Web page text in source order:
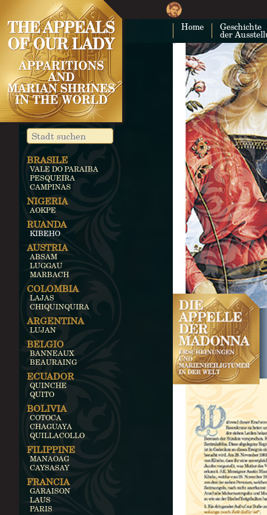
Home Geschichte
der
BRASILE
VALE DO PARAIBA
PESQUEIRA
CAMPINAS
NIGERIA
AOKPE
RUANDA
KIBEHO
AUSTRIA
ABSAM
LUGGAU
MARBACH
COLOMBIA
LAJAS
CHIQUINQUIRA
ARGENTINA
LUJAN
BELGIO
BANNEAUX
BEAURAING
ECUADOR
QUINCHE
QUITO
BOLIVIA
COTOCA
CHAGUAYA
QUILLACOLLO
FILIPPINE
MANAOAG
CAYSASAY
FRANCIA
GARAISON
LAUS
PARIS